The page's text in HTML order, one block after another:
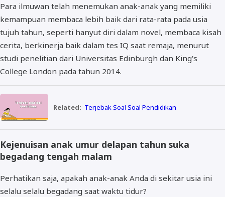
Para ilmuwan telah menemukan anak-anak yang memiliki
kemampuan membaca lebih baik dari rata-rata pada usia
tujuh tahun, seperti hanyut diri dalam novel, membaca kisah
cerita, berkinerja baik dalam tes IQ saat remaja, menurut
studi penelitian dari Universitas Edinburgh dan King's
College London pada tahun 2014.
Related: Terjebak Soal Soal Pendidikan
Kejenuisan anak umur delapan tahun suka
begadang tengah malam
Perhatikan saja, apakah anak-anak Anda di sekitar usia ini
selalu selalu begadang saat waktu tidur?